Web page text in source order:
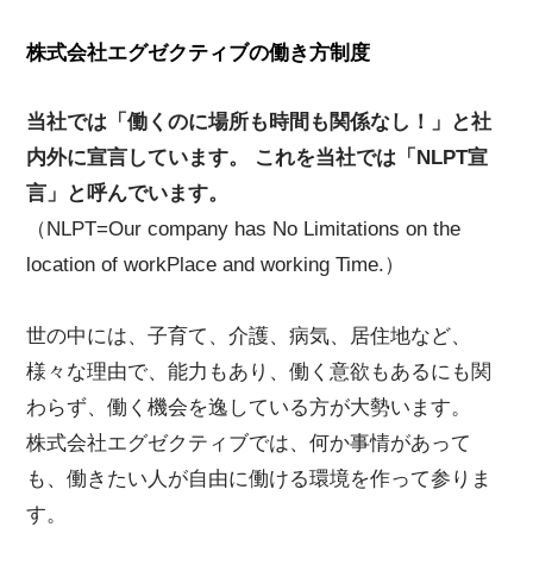
株式会社エグゼクティブの働き方制度
当社では「働くのに場所も時間も関係なし！」と社
内外に宣言しています。 これを当社では「NLPT宣
言」と呼んでいます。
（NLPT=Our company has No Limitations on the
location of workPlace and working Time.）
世の中には、子育て、介護、病気、居住地など、
様々な理由で、能力もあり、働く意欲もあるにも関
わらず、働く機会を逸している方が大勢います。
株式会社エグゼクティブでは、何か事情があって
も、働きたい人が自由に働ける環境を作って参りま
す。